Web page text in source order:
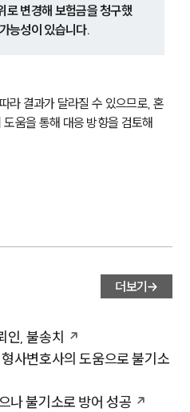
로 변경해 보험금을 청구했
능성이 있습니다.
라 결과가 달라질 수 있으므로, 혼
움을 통해 대응 방향을 검토해
더보기
인, 불송치
사변호사의 도움으로 불기소
나 불기소로 방어 성공